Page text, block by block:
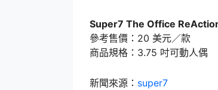
Super7 The Office
參考售價：20 美元／款
商品規格：3.75 吋可動人偶
新聞來源： super7